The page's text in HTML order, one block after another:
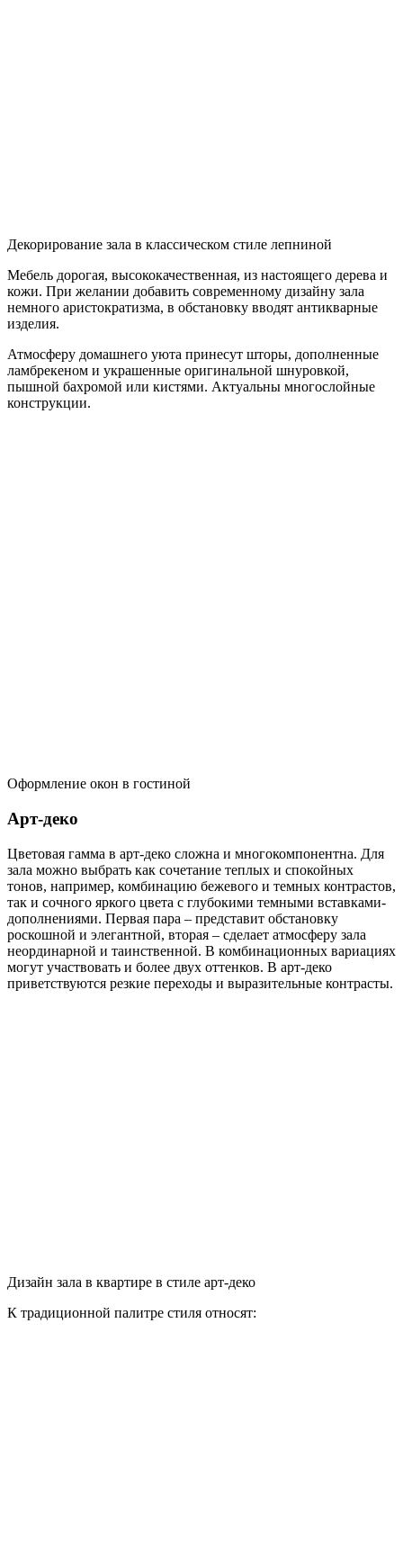
Декорирование зала в классическом стиле лепниной
Мебель дорогая, высококачественная, из настоящего дерева и
кожи. При желании добавить современному дизайну зала
немного аристократизма, в обстановку вводят антикварные
изделия.
Атмосферу домашнего уюта принесут шторы, дополненные
ламбрекеном и украшенные оригинальной шнуровкой,
пышной бахромой или кистями. Актуальны многослойные
конструкции.
Оформление окон в гостиной
Арт-деко
Цветовая гамма в арт-деко сложна и многокомпонентна. Для
зала можно выбрать как сочетание теплых и спокойных
тонов, например, комбинацию бежевого и темных контрастов,
так и сочного яркого цвета с глубокими темными вставками-
дополнениями. Первая пара – представит обстановку
роскошной и элегантной, вторая – сделает атмосферу зала
неординарной и таинственной. В комбинационных вариациях
могут участвовать и более двух оттенков. В арт-деко
приветствуются резкие переходы и выразительные контрасты.
Дизайн зала в квартире в стиле арт-деко
К традиционной палитре стиля относят: